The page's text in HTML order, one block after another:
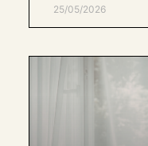
25/05/2026